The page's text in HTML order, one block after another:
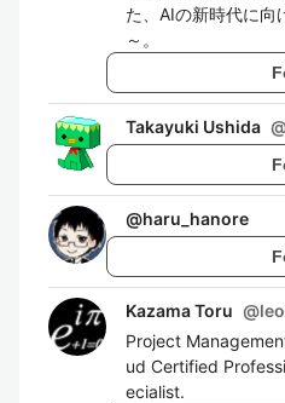
た、AIの新時代に向
～。
Takayuki Ushida
@haru_hanore
Kazama Toru @
Project
ud Certified
ecialist.